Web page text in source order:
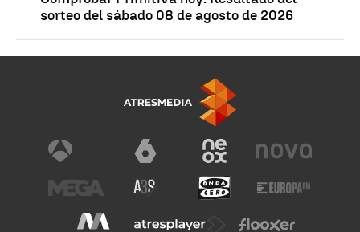
sorteo del sábado 08 de agosto de 2026